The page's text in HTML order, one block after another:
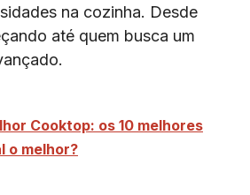
na cozinha. Desde
até quem busca um
Cooktop: os 10 melhores
o melhor?